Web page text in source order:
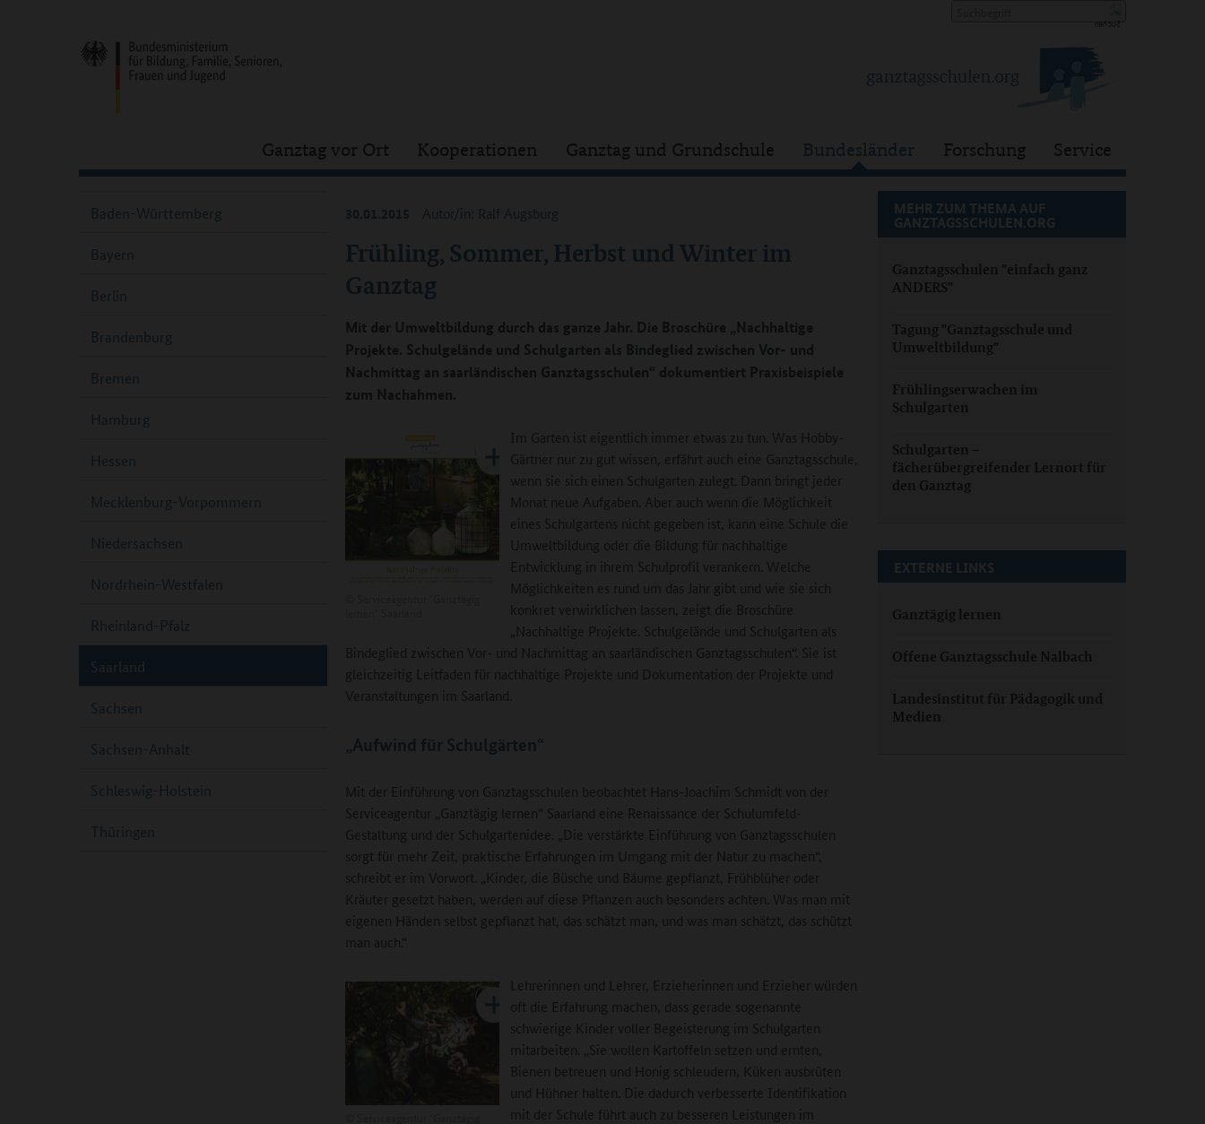
Ganztag vor Ort Kooperationen Ganztag und Grundschule Bundesländer Forschung Service
Frühling, Sommer, Herbst und Winter im
Ganztag
30.01.2015 Autor/in: Ralf Augsburg
Mit der Umweltbildung durch das ganze Jahr. Die Broschüre „Nachhaltige
Projekte. Schulgelände und Schulgarten als Bindeglied zwischen Vor- und
Nachmittag an saarländischen Ganztagsschulen“ dokumentiert Praxisbeispiele
zum Nachahmen.
Im Garten ist eigentlich immer etwas zu tun. Was Hobby-
Gärtner nur zu gut wissen, erfährt auch eine Ganztagsschule,
wenn sie sich einen Schulgarten zulegt. Dann bringt jeder
Monat neue Aufgaben. Aber auch wenn die Möglichkeit
eines Schulgartens nicht gegeben ist, kann eine Schule die
Umweltbildung oder die Bildung für nachhaltige
Entwicklung in ihrem Schulprofil verankern. Welche
Möglichkeiten es rund um das Jahr gibt und wie sie sich
konkret verwirklichen lassen, zeigt die Broschüre
„Nachhaltige Projekte. Schulgelände und Schulgarten als
Bindeglied zwischen Vor- und Nachmittag an saarländischen Ganztagsschulen“. Sie ist
gleichzeitig Leitfaden für nachhaltige Projekte und Dokumentation der Projekte und
Veranstaltungen im Saarland.
„Aufwind für Schulgärten“
Mit der Einführung von Ganztagsschulen beobachtet Hans-Joachim Schmidt von der
Serviceagentur „Ganztägig lernen“ Saarland eine Renaissance der Schulumfeld-
Gestaltung und der Schulgartenidee. „Die verstärkte Einführung von Ganztagsschulen
sorgt für mehr Zeit, praktische Erfahrungen im Umgang mit der Natur zu machen“,
schreibt er im Vorwort. „Kinder, die Büsche und Bäume gepflanzt, Frühblüher oder
Kräuter gesetzt haben, werden auf diese Pflanzen auch besonders achten. Was man mit
eigenen Händen selbst gepflanzt hat, das schätzt man, und was man schätzt, das schützt
man auch.“
Lehrerinnen und Lehrer, Erzieherinnen und Erzieher würden
oft die Erfahrung machen, dass gerade sogenannte
schwierige Kinder voller Begeisterung im Schulgarten
mitarbeiten. „Sie wollen Kartoffeln setzen und ernten,
Bienen betreuen und Honig schleudern, Küken ausbrüten
und Hühner halten. Die dadurch verbesserte Identifikation
mit der Schule führt auch zu besseren Leistungen im
MEHR ZUM THEMA AUF
GANZTAGSSCHULEN.ORG
Ganztagsschulen "einfach ganz
ANDERS"
Tagung "Ganztagsschule und
Umweltbildung"
Frühlingserwachen im
Schulgarten
Schulgarten –
fächerübergreifender Lernort für
den Ganztag
EXTERNE LINKS
Ganztägig lernen
Offene Ganztagsschule Nalbach
Landesinstitut für Pädagogik und
Medien
Baden-Württemberg
Bayern
Berlin
Brandenburg
Bremen
Hamburg
Hessen
Mecklenburg-Vorpommern
Niedersachsen
Nordrhein-Westfalen
Rheinland-Pfalz
Saarland
Sachsen
Sachsen-Anhalt
Schleswig-Holstein
Thüringen